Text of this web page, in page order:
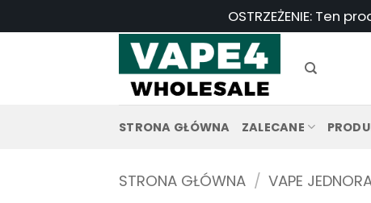
do
OSTRZEŻENIE: Ten
STRONA GŁÓWNA ZALECANE
STRONA GŁÓWNA / VAPE